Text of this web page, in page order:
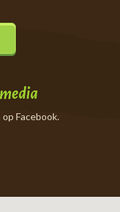
Facebook.